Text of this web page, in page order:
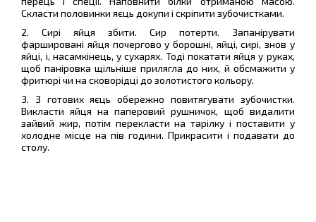
Скласти половинки яєць докупи і скріпити зубочистками.
2. Сирі яйця збити. Сир потерти. Запанірувати
фаршировані яйця почергово у борошні, яйці, сирі, знов у
яйці, і, насамкінець, у сухарях. Тоді покатати яйця у руках,
щоб паніровка щільніше прилягла до них, й обсмажити у
фритюрі чи на сковорідці до золотистого кольору.
3. З готових яєць обережно повитягувати зубочистки.
Викласти яйця на паперовий рушничок, щоб видалити
зайвий жир, потім перекласти на тарілку і поставити у
холодне місце на пів години. Прикрасити і подавати до
столу.